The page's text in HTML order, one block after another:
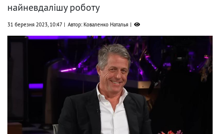
найневдалішу роботу
31 березня 2023, 10:47 Автор: Коваленко Наталья